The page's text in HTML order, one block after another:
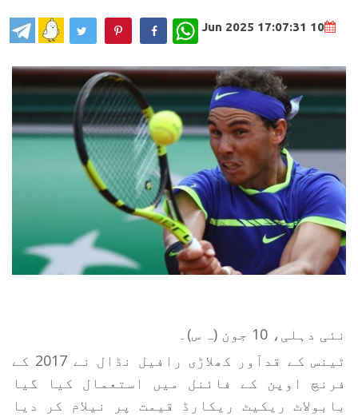
10 Jun 2025 17:07:31
WhatsApp
نئی دہلی، 10 جون (ہ س)۔
ٹینس کے قدآور کھلاڑی رافیل نڈال نے 2017 کے
فرنچ اوپن کے فائنل میں استعمال کیا گیا
بابولاٹ ریکیٹ ریکارڈ قیمت پر نیلام کر دیا